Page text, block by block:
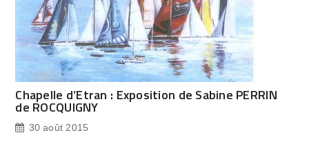
Chapelle d’Etran : Exposition de Sabine PERRIN
de ROCQUIGNY
30 août 2015